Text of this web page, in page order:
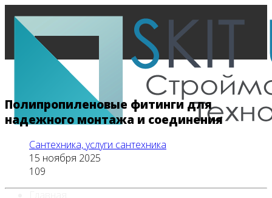
Полипропиленовые фитинги для
надежного монтажа и соединения
Сантехника, услуги сантехника
15 ноября 2025
109